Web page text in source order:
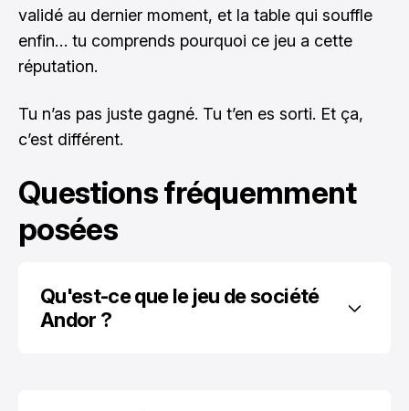
validé au dernier moment, et la table qui souffle
enfin… tu comprends pourquoi ce jeu a cette
réputation.
Tu n’as pas juste gagné. Tu t’en es sorti. Et ça,
c’est différent.
Questions fréquemment
posées
Qu'est-ce que le jeu de société
Andor ?